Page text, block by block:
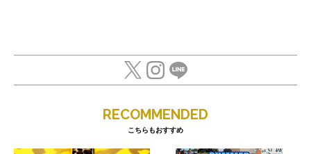
RECOMMENDED
こちらもおすすめ